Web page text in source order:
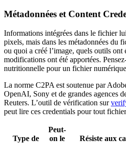
Métadonnées et Content
Informations intégrées dans le fichier
pixels, mais dans les métadonnées du
ou quoi a créé l’image, quels outils ont
modifications ont été apportées.
nutritionnelle pour un fichier
La norme C2PA est soutenue par
OpenAI, Sony et de grandes agences
Reuters. L’outil de vérification sur
peut lire ces credentials pour tout
Type de
Peut-
on le
Résiste aux